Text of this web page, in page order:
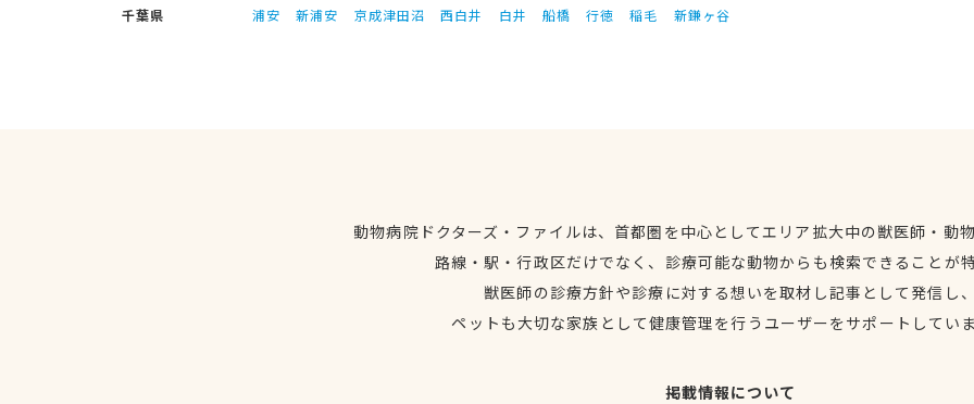
千葉県
浦安 新浦安 京成津田沼 西白井 白井 船橋 行徳 稲毛 新鎌ヶ谷
動物病院ドクターズ・ファイルは、首都圏を中心としてエリア拡大中の獣医師・動
路線・駅・行政区だけでなく、診療可能な動物からも検索できることが
獣医師の診療方針や診療に対する想いを取材し記事として発信し
ペットも大切な家族として健康管理を行うユーザーをサポートしてい
掲載情報について